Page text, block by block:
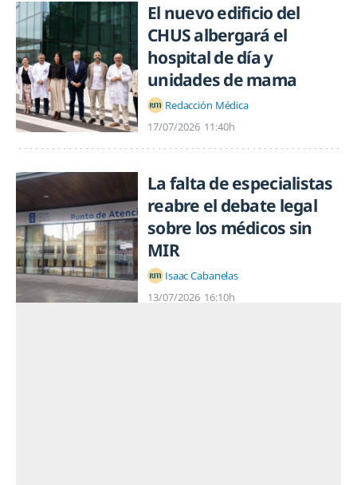
El nuevo edificio del
CHUS albergará el
hospital de día y
unidades de mama
Redacción Médica
17/07/2026 11:40h
La falta de especialistas
reabre el debate legal
sobre los médicos sin
MIR
Isaac Cabanelas
13/07/2026 16:10h